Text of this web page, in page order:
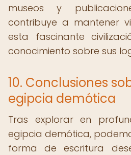
museos y
contribuye a mantener
esta fascinante
conocimiento sobre sus
10. Conclusiones
egipcia demótica
Tras explorar en
egipcia demótica,
forma de escritura